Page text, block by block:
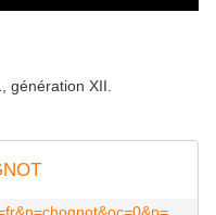
génération XII.